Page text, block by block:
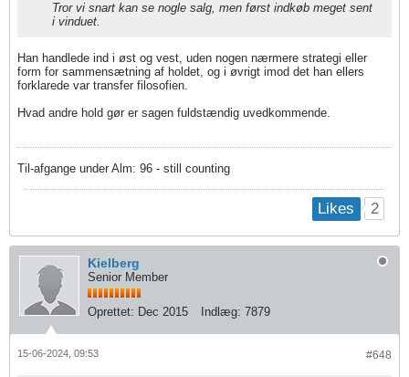
Tror vi snart kan se nogle salg, men først indkøb meget sent
i vinduet.
Han handlede ind i øst og vest, uden nogen nærmere strategi eller
form for sammensætning af holdet, og i øvrigt imod det han ellers
forklarede var transfer filosofien.
Hvad andre hold gør er sagen fuldstændig uvedkommende.
Til-afgange under Alm: 96 - still counting
Likes 2
Kielberg
Senior Member
Oprettet: Dec 2015 Indlæg: 7879
#648
15-06-2024, 09:53